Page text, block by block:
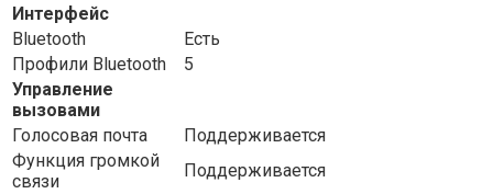
Интерфейс
Bluetooth
Есть
Профили Bluetooth
5
Управление
вызовами
Голосовая почта
Поддерживается
Функция громкой
связи
Поддерживается